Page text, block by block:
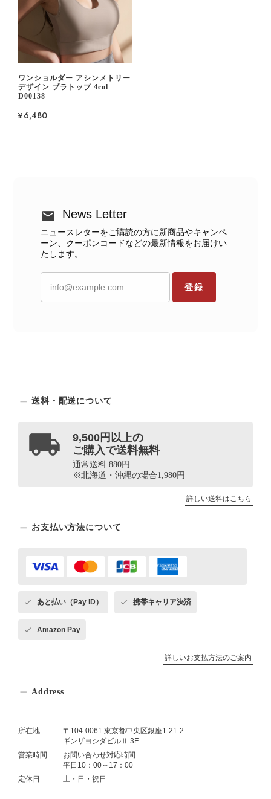
ワンショルダー アシンメトリー
デザイン ブラトップ 4col
D00138
¥6,480
News Letter
ニュースレターをご購読の方に新商品やキャンペ
ーン、クーポンコードなどの最新情報をお届けい
たします。
登録
送料・配送について
9,500円以上の
ご購入で送料無料
通常送料 880円
※北海道・沖縄の場合1,980円
詳しい送料はこちら
お支払い方法について
あと払い（Pay ID） 携帯キャリア決済
Amazon Pay
詳しいお支払方法のご案内
Address
所在地
〒104-0061 東京都中央区銀座1-21-2
ギンザヨシダビルⅡ 3F
営業時間
お問い合わせ対応時間
平日10：00～17：00
定休日
土・日・祝日